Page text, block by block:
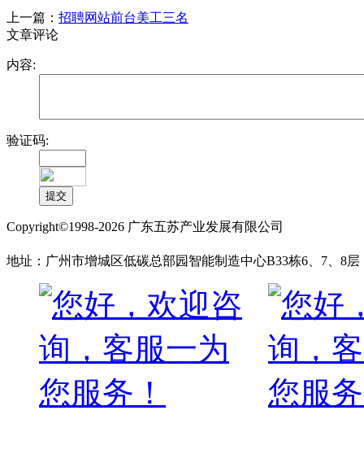
上一篇： 招聘网站前台美工三名
文章评论
内容:
验证码:
Copyright©1998-2026 广东五苏产业发展有限公司
地址：广州市增城区低碳总部园智能制造中心B33栋6、7、8层